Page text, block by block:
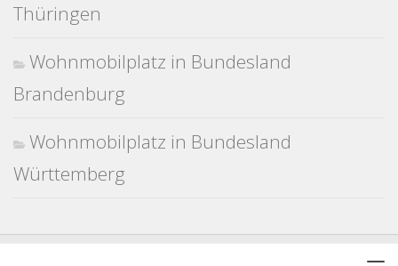
Thüringen
Wohnmobilplatz in Bundesland
Brandenburg
Wohnmobilplatz in Bundesland
Württemberg